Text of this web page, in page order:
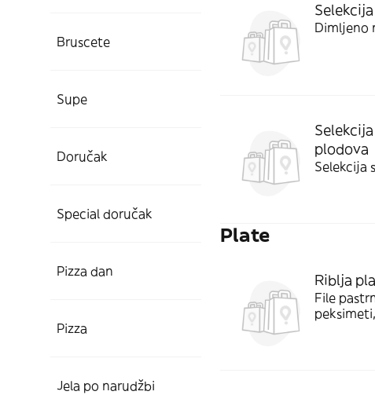
Bruscete
Supe
Doručak
Special doručak
Pizza dan
Pizza
Jela po narudžbi
Dimljeno
plodova
Selekcija
Plate
Riblja
File